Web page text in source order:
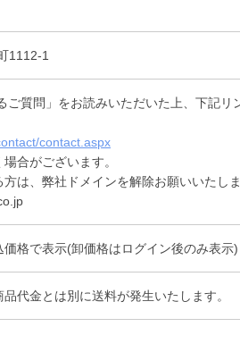
1112-1
ご質問」をお読みいただいた上、下記リ
contact.aspx
合がございます。
は、弊社ドメインを解除お願いいたしま
格で表示(卸価格はログイン後のみ表示)
代金とは別に送料が発生いたします。